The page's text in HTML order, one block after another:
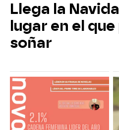
Llega la
lugar en el
soñar